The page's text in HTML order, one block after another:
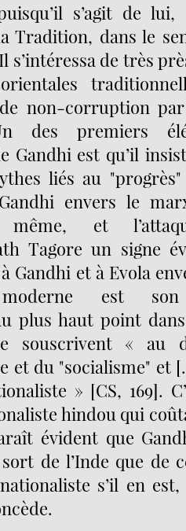
s’agit de
Tradition, dans le
s’intéressa de très
non-corruption
des premiers
Gandhi est qu’il
liés au
envers le
même, et
Tagore un signe
Gandhi et à Evola
est son
plus haut point
souscrivent « au
et du "socialisme" et
» [CS, 169].
hindou qui
évident que
de l’Inde que de
s’il en